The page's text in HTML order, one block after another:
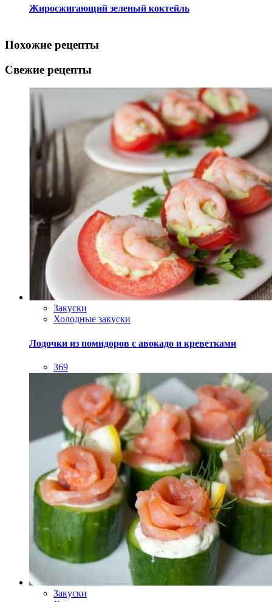
Жиросжигающий зеленый коктейль
Похожие рецепты
Свежие рецепты
Закуски
Холодные закуски
Лодочки из помидоров с авокадо и креветками
369
Закуски